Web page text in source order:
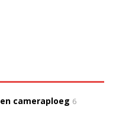
cameraploeg 6